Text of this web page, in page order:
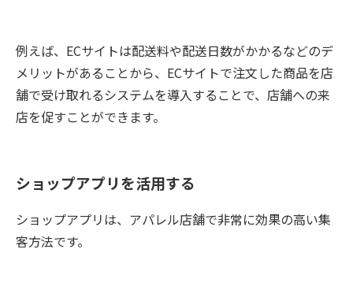
例えば、ECサイトは配送料や配送日数がかかるなどのデ
メリットがあることから、ECサイトで注文した商品を店
舗で受け取れるシステムを導入することで、店舗への来
店を促すことができます。
ショップアプリを活用する
ショップアプリは、アパレル店舗で非常に効果の高い集
客方法です。